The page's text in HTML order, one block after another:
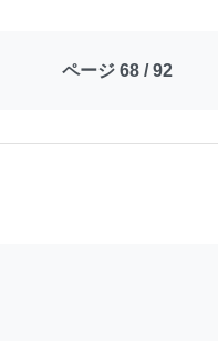
ページ 68 / 92